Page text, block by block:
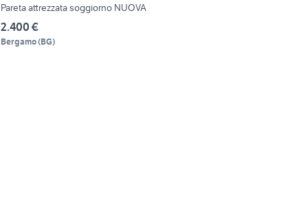
Pareta attrezzata soggiorno NUOVA
2.400 €
Bergamo(BG)